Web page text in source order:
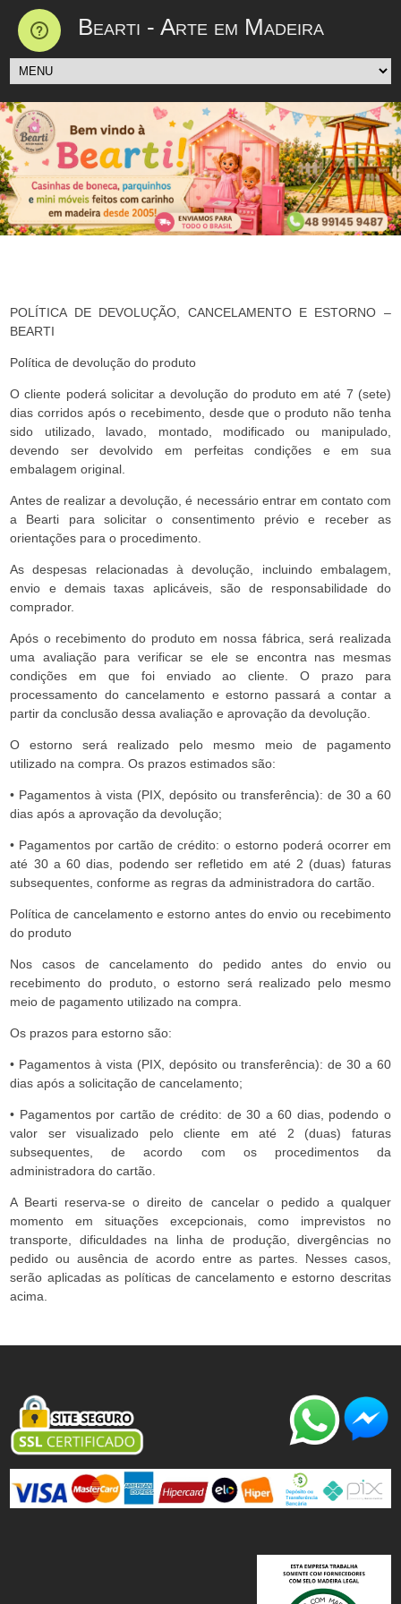
Bearti - Arte em Madeira
POLÍTICA DE DEVOLUÇÃO, CANCELAMENTO E ESTORNO –
BEARTI
Política de devolução do produto
O cliente poderá solicitar a devolução do produto em até 7 (sete)
dias corridos após o recebimento, desde que o produto não tenha
sido utilizado, lavado, montado, modificado ou manipulado,
devendo ser devolvido em perfeitas condições e em sua
embalagem original.
Antes de realizar a devolução, é necessário entrar em contato com
a Bearti para solicitar o consentimento prévio e receber as
orientações para o procedimento.
As despesas relacionadas à devolução, incluindo embalagem,
envio e demais taxas aplicáveis, são de responsabilidade do
comprador.
Após o recebimento do produto em nossa fábrica, será realizada
uma avaliação para verificar se ele se encontra nas mesmas
condições em que foi enviado ao cliente. O prazo para
processamento do cancelamento e estorno passará a contar a
partir da conclusão dessa avaliação e aprovação da devolução.
O estorno será realizado pelo mesmo meio de pagamento
utilizado na compra. Os prazos estimados são:
• Pagamentos à vista (PIX, depósito ou transferência): de 30 a 60
dias após a aprovação da devolução;
• Pagamentos por cartão de crédito: o estorno poderá ocorrer em
até 30 a 60 dias, podendo ser refletido em até 2 (duas) faturas
subsequentes, conforme as regras da administradora do cartão.
Política de cancelamento e estorno antes do envio ou recebimento
do produto
Nos casos de cancelamento do pedido antes do envio ou
recebimento do produto, o estorno será realizado pelo mesmo
meio de pagamento utilizado na compra.
Os prazos para estorno são:
• Pagamentos à vista (PIX, depósito ou transferência): de 30 a 60
dias após a solicitação de cancelamento;
• Pagamentos por cartão de crédito: de 30 a 60 dias, podendo o
valor ser visualizado pelo cliente em até 2 (duas) faturas
subsequentes, de acordo com os procedimentos da
administradora do cartão.
A Bearti reserva-se o direito de cancelar o pedido a qualquer
momento em situações excepcionais, como imprevistos no
transporte, dificuldades na linha de produção, divergências no
pedido ou ausência de acordo entre as partes. Nesses casos,
serão aplicadas as políticas de cancelamento e estorno descritas
acima.